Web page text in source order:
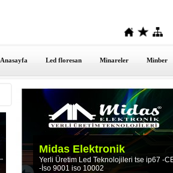
Anasayfa Led floresan Minareler Minber
Midas Elektronik
Yerli Üretim Led Teknolojileri tse ip67 -
-İso 9001 iso 10002